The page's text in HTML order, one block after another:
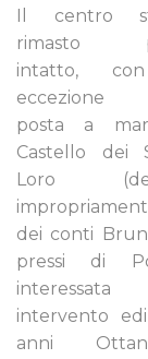
Il centro
rimasto
intatto,
eccezione
posta a
Castello dei
Loro
dei conti
pressi di
intervento
anni